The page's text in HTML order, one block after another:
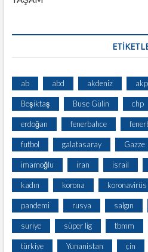
ab abd akdeniz akp
Beşiktaş Buse Gülin chp
erdoğan fenerbahce
futbol galatasaray Gazze
imamoğlu iran israil
kadın korona koronavirüs
pandemi rusya salgın
suriye süper lig tbmm
türkiye Yunanistan çin